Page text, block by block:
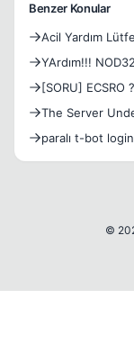
Benzer Konular
Acil Yardım
[SORU] ECSRO
The Server
paralı t-bot
©